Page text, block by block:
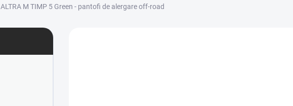
ALTRA M TIMP 5 Green - pantofi de alergare off-road